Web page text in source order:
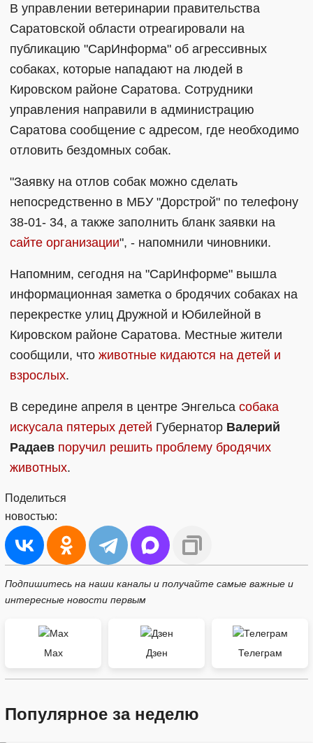
В управлении ветеринарии правительства
Саратовской области отреагировали на
публикацию "СарИнформа" об агрессивных
собаках, которые нападают на людей в
Кировском районе Саратова. Сотрудники
управления направили в администрацию
Саратова сообщение с адресом, где необходимо
отловить бездомных собак.
"Заявку на отлов собак можно сделать
непосредственно в МБУ "Дорстрой" по телефону
38-01- 34, а также заполнить бланк заявки на
сайте организации", - напомнили чиновники.
Напомним, сегодня на "СарИнформе" вышла
информационная заметка о бродячих собаках на
перекрестке улиц Дружной и Юбилейной в
Кировском районе Саратова. Местные жители
сообщили, что животные кидаются на детей и
взрослых.
В середине апреля в центре Энгельса собака
искусала пятерых детей Губернатор Валерий
Радаев поручил решить проблему бродячих
животных.
Поделиться
новостью:
Подпишитесь на наши каналы и получайте самые важные и
интересные новости первым
Max Дзен Телеграм
Популярное за неделю